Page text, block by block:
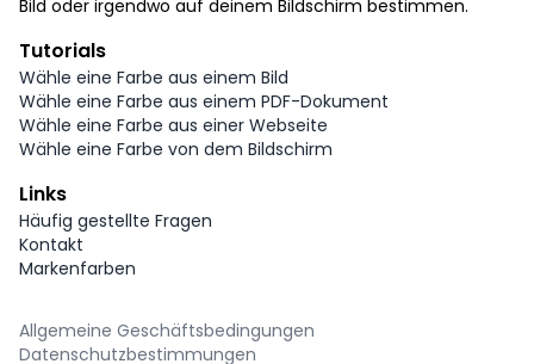
Bild oder irgendwo auf deinem Bildschirm bestimmen.
Tutorials
Wähle eine Farbe aus einem Bild
Wähle eine Farbe aus einem PDF-Dokument
Wähle eine Farbe aus einer Webseite
Wähle eine Farbe von dem Bildschirm
Links
Häufig gestellte Fragen
Kontakt
Markenfarben
Allgemeine Geschäftsbedingungen
Datenschutzbestimmungen